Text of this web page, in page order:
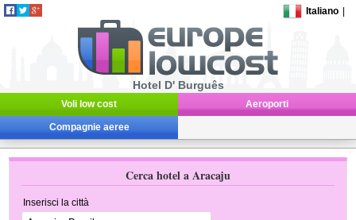
Italiano
Hotel D' Burguês
Voli low cost Aeroporti
Compagnie aeree
Cerca hotel a Aracaju
Inserisci la città